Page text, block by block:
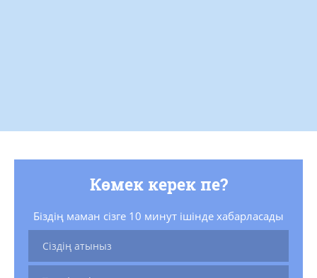
Көмек керек пе?
Біздің маман сізге 10 минут ішінде хабарласады